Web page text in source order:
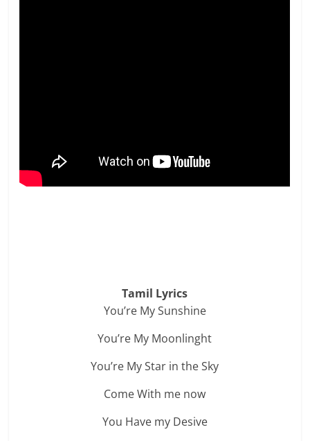
Tamil Lyrics
You’re My Sunshine
You’re My Moonlinght
You’re My Star in the Sky
Come With me now
You Have my Desive